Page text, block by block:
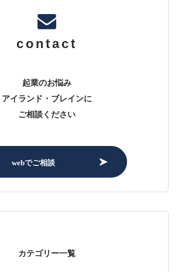
contact
起業のお悩み
アイランド・ブレインに
ご相談ください
webでご相談
カテゴリー一覧